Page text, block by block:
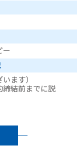
ー
ます）
締結前までに説